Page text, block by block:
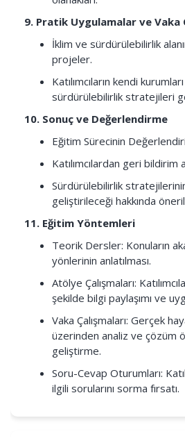
9. Pratik Uygulamalar ve Vaka
İklim ve sürdürülebilirlik
projeler.
Katılımcıların kendi
sürdürülebilirlik stratejileri
10. Sonuç ve Değerlendirme
Eğitim Sürecinin
Katılımcılardan geri bildirim
Sürdürülebilirlik
geliştirileceği hakkında
11. Eğitim Yöntemleri
Teorik Dersler: Konuların
yönlerinin anlatılması.
Atölye Çalışmaları:
şekilde bilgi paylaşımı ve
Vaka Çalışmaları: Gerçek
üzerinden analiz ve çözüm
geliştirme.
Soru-Cevap Oturumları:
ilgili sorularını sorma fırsatı.